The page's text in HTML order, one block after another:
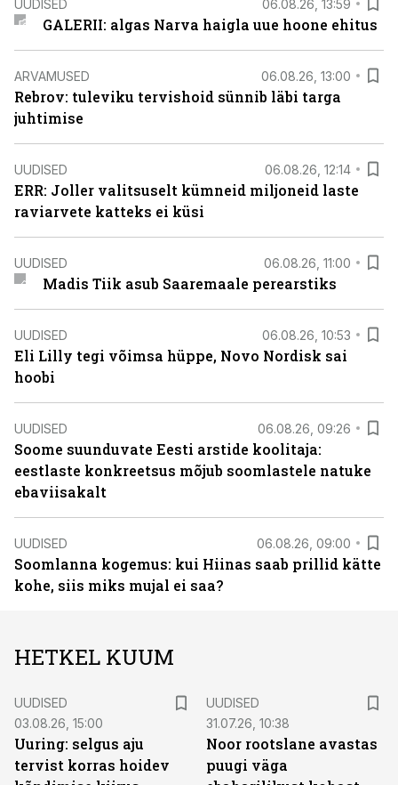
UUDISED 06.08.26, 13:59
GALERII: algas Narva haigla uue hoone ehitus
ARVAMUSED 06.08.26, 13:00
Rebrov: tuleviku tervishoid sünnib läbi targa
juhtimise
UUDISED 06.08.26, 12:14
ERR: Joller valitsuselt kümneid miljoneid laste
raviarvete katteks ei küsi
UUDISED 06.08.26, 11:00
Madis Tiik asub Saaremaale perearstiks
UUDISED 06.08.26, 10:53
Eli Lilly tegi võimsa hüppe, Novo Nordisk sai
hoobi
UUDISED 06.08.26, 09:26
Soome suunduvate Eesti arstide koolitaja:
eestlaste konkreetsus mõjub soomlastele natuke
ebaviisakalt
UUDISED 06.08.26, 09:00
Soomlanna kogemus: kui Hiinas saab prillid kätte
kohe, siis miks mujal ei saa?
HETKEL KUUM
UUDISED
03.08.26, 15:00
Uuring: selgus aju
tervist korras hoidev
UUDISED
31.07.26, 10:38
Noor rootslane avastas
puugi väga